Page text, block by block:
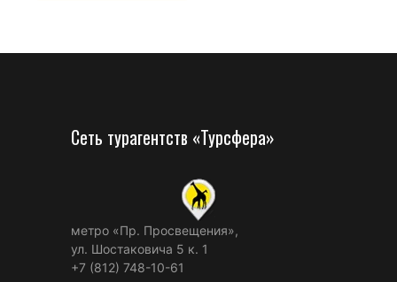
Сеть турагентств «Турсфера»
метро «Пр. Просвещения»,
ул. Шостаковича 5 к. 1
+7 (812) 748-10-61